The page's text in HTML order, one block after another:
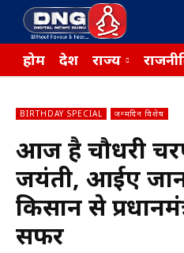
होम देश राज्य
BIRTHDAY SPECIAL जन्मदिन विशेष
आज है चौधरी
जयंती, आईए
किसान से
सफर